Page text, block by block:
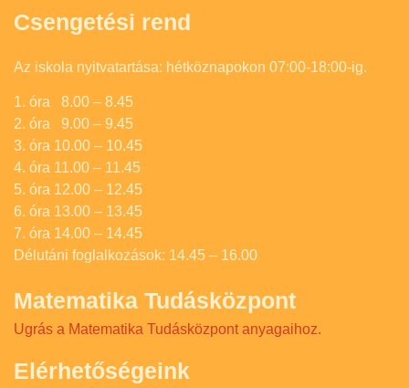
Csengetési rend
Az iskola nyitvatartása: hétköznapokon 07:00-18:00-ig.
1. óra 8.00 – 8.45
2. óra 9.00 – 9.45
3. óra 10.00 – 10.45
4. óra 11.00 – 11.45
5. óra 12.00 – 12.45
6. óra 13.00 – 13.45
7. óra 14.00 – 14.45
Délutáni foglalkozások: 14.45 – 16.00
Matematika Tudásközpont
Ugrás a Matematika Tudásközpont anyagaihoz.
Elérhetőségeink